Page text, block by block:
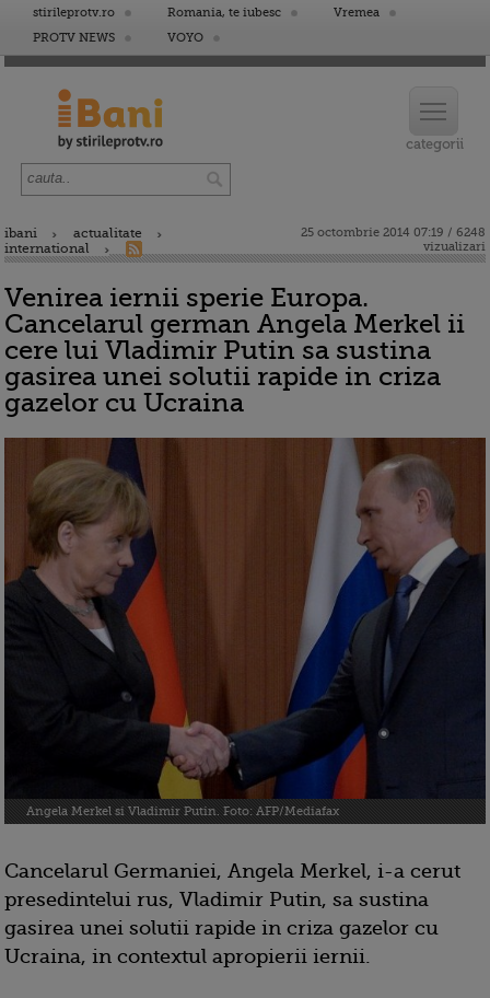
stirileprotv.ro Romania, te iubesc
Vremea
PROTV NEWS
VOYO
ibani
actualitate
international
25 octombrie 2014 07:19 / 6248
vizualizari
Venirea iernii sperie Europa.
Cancelarul german Angela Merkel ii
cere lui Vladimir Putin sa sustina
gasirea unei solutii rapide in criza
gazelor cu Ucraina
Angela Merkel si Vladimir Putin. Foto: AFP/Mediafax
Cancelarul Germaniei, Angela Merkel, i-a cerut
presedintelui rus, Vladimir Putin, sa sustina
gasirea unei solutii rapide in criza gazelor cu
Ucraina, in contextul apropierii iernii.